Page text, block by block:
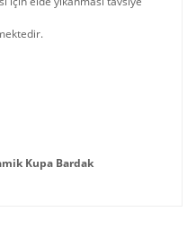
Kupa Bardak